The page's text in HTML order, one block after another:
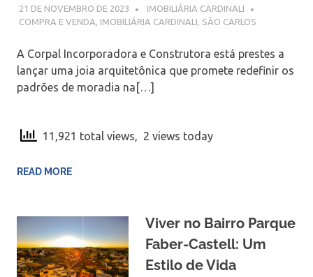
21 DE NOVEMBRO DE 2023
IMOBILIÁRIA CARDINALI
COMPRA E VENDA, IMOBILIÁRIA CARDINALI, SÃO CARLOS
A Corpal Incorporadora e Construtora está prestes a
lançar uma joia arquitetônica que promete redefinir os
padrões de moradia na[…]
11,921 total views, 2 views today
READ MORE
Viver no Bairro Parque
Faber-Castell: Um
Estilo de Vida